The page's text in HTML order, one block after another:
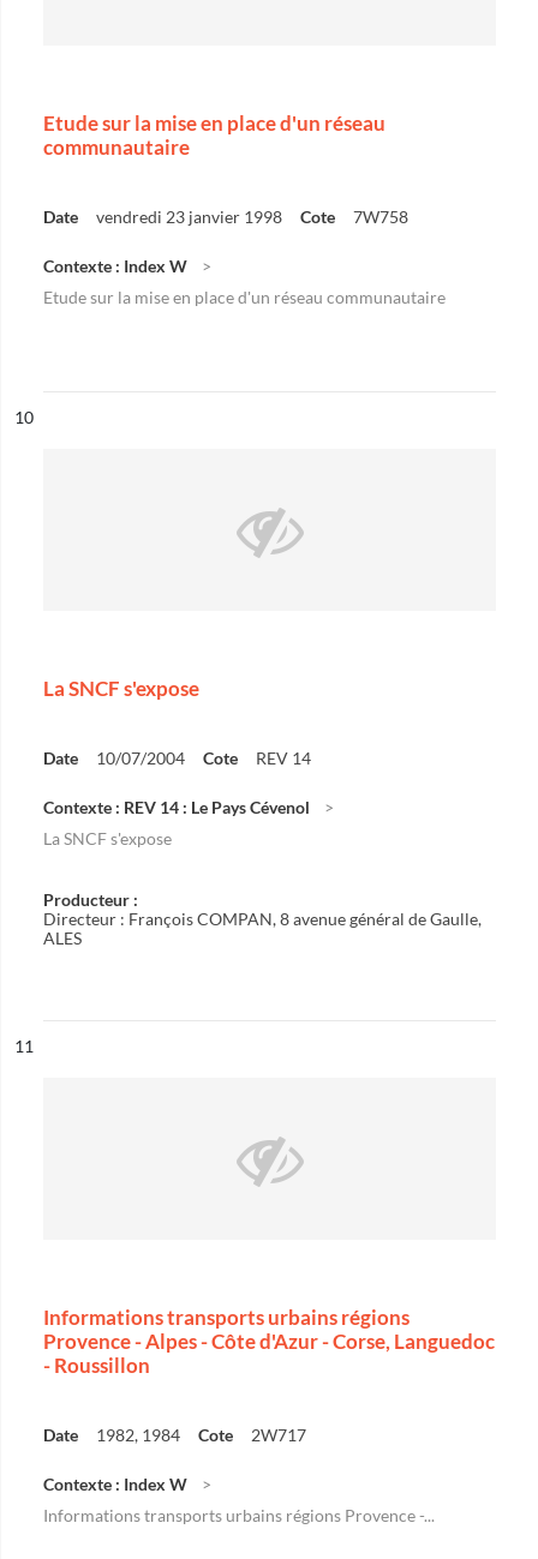
Etude sur la mise en place d'un réseau
communautaire
Date vendredi 23 janvier 1998 Cote 7W758
Contexte : Index W
Etude sur la mise en place d'un réseau communautaire
n°
10
La SNCF s'expose
Date 10/07/2004 Cote REV 14
Contexte : REV 14 : Le Pays Cévenol
La SNCF s'expose
Producteur :
Directeur : François COMPAN, 8 avenue général de Gaulle,
ALES
n°
11
Informations transports urbains régions
Provence - Alpes - Côte d'Azur - Corse, Languedoc
- Roussillon
Date 1982, 1984 Cote 2W717
Contexte : Index W
Informations transports urbains régions Provence -...